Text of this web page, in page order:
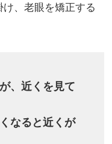
、老眼を矯正する
、近くを見て
なると近くが